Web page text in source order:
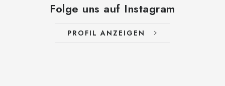
Folge uns auf Instagram
PROFIL ANZEIGEN